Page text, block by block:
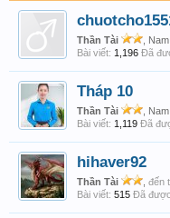
Thần Tài ,
Bài viết: 1,196 Đã
Tháp 10
Thần Tài ,
Bài viết: 1,119 Đã
hihaver92
Thần Tài đến
Bài viết: 515 Đã